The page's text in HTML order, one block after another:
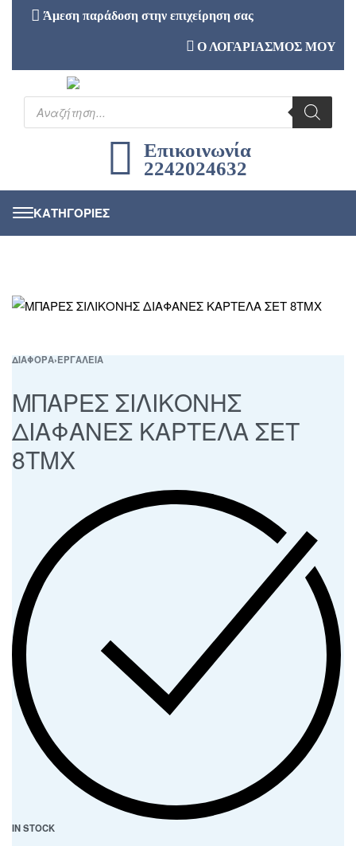
Άμεση παράδοση στην επιχείρηση σας
Ο ΛΟΓΑΡΙΑΣΜΟΣ ΜΟΥ
Επικοινωνία
2242024632
ΔΙΑΦΟΡΑ›ΕΡΓΑΛΕΙΑ
ΜΠΑΡΕΣ ΣΙΛΙΚΟΝΗΣ
ΔΙΑΦΑΝΕΣ ΚΑΡΤΕΛΑ ΣΕΤ
8ΤΜΧ
IN STOCK